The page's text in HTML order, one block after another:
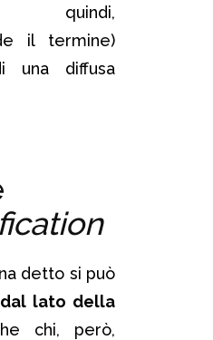
quindi,
il termine)
una diffusa
detto si può
dal lato della
chi, però,